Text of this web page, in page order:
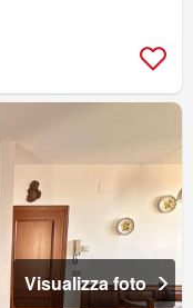
Visualizza foto